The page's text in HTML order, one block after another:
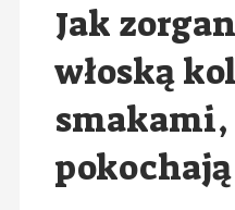
Jak
włoską